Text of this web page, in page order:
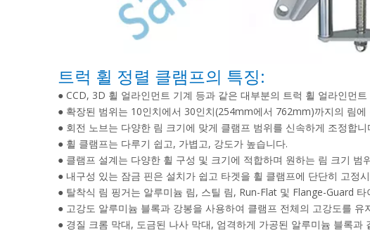
트럭 휠 정렬 클램프의 특징:
● CCD, 3D 휠 얼라인먼트 기계 등과 같은 대부분의 트럭 휠 얼라인먼
● 확장된 범위는 10인치에서 30인치(254mm에서 762mm)까지의 림에
● 회전 노브는 다양한 림 크기에 맞게 클램프 범위를 신속하게 조정합니
● 휠 클램프는 다루기 쉽고, 가볍고, 강도가 높습니다.
● 클램프 설계는 다양한 휠 구성 및 크기에 적합하며 원하는 림 크기
● 내구성 있는 잠금 핀은 설치가 쉽고 타겟을 휠 클램프에 단단히 고정
● 탈착식 림 핑거는 알루미늄 림, 스틸 림, Run-Flat 및 Flange-Guard
● 고강도 알루미늄 블록과 강봉을 사용하여 클램프 전체의 고강도를 유
● 경질 크롬 막대, 도금된 나사 막대, 엄격하게 가공된 알루미늄 블록